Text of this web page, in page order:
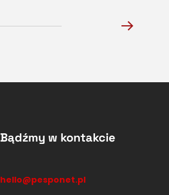
Bądźmy w kontakcie
hello@pesponet.pl